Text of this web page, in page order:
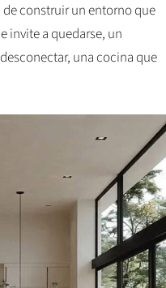
de construir un entorno que
invite a quedarse, un
una cocina que